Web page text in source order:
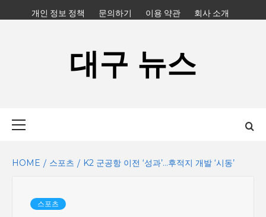
to
개인 정보 정책 문의하기 이용 약관 회사 소개
대구 뉴스
HOME 스포츠 K2 군공항 이전 ‘성과’…후적지 개발 ‘시동’
스포츠